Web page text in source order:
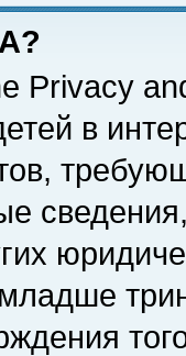
Privacy
в